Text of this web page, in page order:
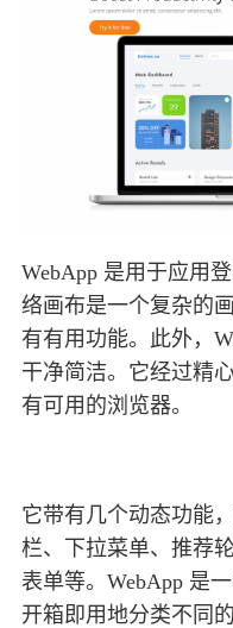
WebApp 是用于应用
络画布是一个复杂的
有有用功能。此外，
干净简洁。它经过精
有可用的浏览器。
它带有几个动态功能
栏、下拉菜单、推荐
表单等。WebApp 是
开箱即用地分类不同